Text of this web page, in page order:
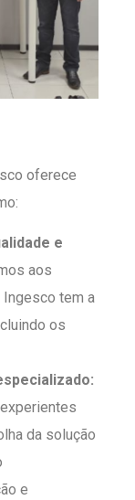
oferece
e
aos
tem a
os
da solução
e